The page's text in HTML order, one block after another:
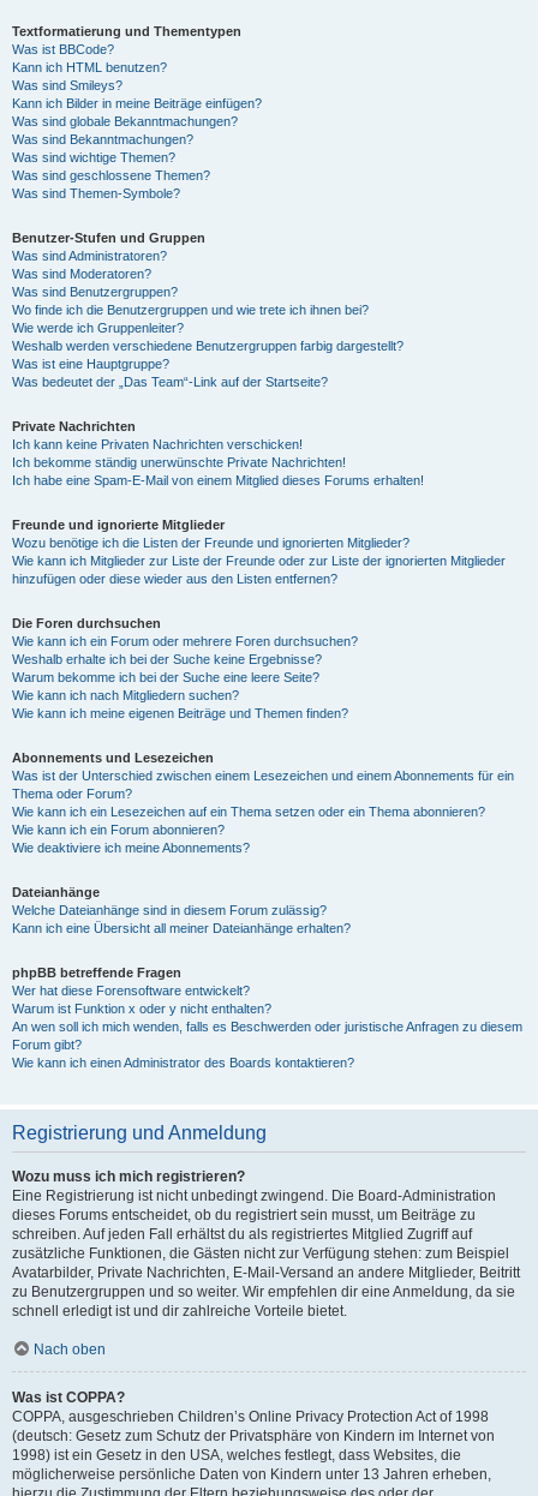
Textformatierung und Thementypen
Was ist BBCode?
Kann ich HTML benutzen?
Was sind Smileys?
Kann ich Bilder in meine Beiträge einfügen?
Was sind globale Bekanntmachungen?
Was sind Bekanntmachungen?
Was sind wichtige Themen?
Was sind geschlossene Themen?
Was sind Themen-Symbole?
Benutzer-Stufen und Gruppen
Was sind Administratoren?
Was sind Moderatoren?
Was sind Benutzergruppen?
Wo finde ich die Benutzergruppen und wie trete ich ihnen bei?
Wie werde ich Gruppenleiter?
Weshalb werden verschiedene Benutzergruppen farbig dargestellt?
Was ist eine Hauptgruppe?
Was bedeutet der „Das Team“-Link auf der Startseite?
Private Nachrichten
Ich kann keine Privaten Nachrichten verschicken!
Ich bekomme ständig unerwünschte Private Nachrichten!
Ich habe eine Spam-E-Mail von einem Mitglied dieses Forums erhalten!
Freunde und ignorierte Mitglieder
Wozu benötige ich die Listen der Freunde und ignorierten Mitglieder?
Wie kann ich Mitglieder zur Liste der Freunde oder zur Liste der ignorierten Mitglieder
hinzufügen oder diese wieder aus den Listen entfernen?
Die Foren durchsuchen
Wie kann ich ein Forum oder mehrere Foren durchsuchen?
Weshalb erhalte ich bei der Suche keine Ergebnisse?
Warum bekomme ich bei der Suche eine leere Seite?
Wie kann ich nach Mitgliedern suchen?
Wie kann ich meine eigenen Beiträge und Themen finden?
Abonnements und Lesezeichen
Was ist der Unterschied zwischen einem Lesezeichen und einem Abonnements für ein
Thema oder Forum?
Wie kann ich ein Lesezeichen auf ein Thema setzen oder ein Thema abonnieren?
Wie kann ich ein Forum abonnieren?
Wie deaktiviere ich meine Abonnements?
Dateianhänge
Welche Dateianhänge sind in diesem Forum zulässig?
Kann ich eine Übersicht all meiner Dateianhänge erhalten?
phpBB betreffende Fragen
Wer hat diese Forensoftware entwickelt?
Warum ist Funktion x oder y nicht enthalten?
An wen soll ich mich wenden, falls es Beschwerden oder juristische Anfragen zu diesem
Forum gibt?
Wie kann ich einen Administrator des Boards kontaktieren?
Registrierung und Anmeldung
Wozu muss ich mich registrieren?
Eine Registrierung ist nicht unbedingt zwingend. Die Board-Administration
dieses Forums entscheidet, ob du registriert sein musst, um Beiträge zu
schreiben. Auf jeden Fall erhältst du als registriertes Mitglied Zugriff auf
zusätzliche Funktionen, die Gästen nicht zur Verfügung stehen: zum Beispiel
Avatarbilder, Private Nachrichten, E-Mail-Versand an andere Mitglieder, Beitritt
zu Benutzergruppen und so weiter. Wir empfehlen dir eine Anmeldung, da sie
schnell erledigt ist und dir zahlreiche Vorteile bietet.
Nach oben
Was ist COPPA?
COPPA, ausgeschrieben Children’s Online Privacy Protection Act of 1998
(deutsch: Gesetz zum Schutz der Privatsphäre von Kindern im Internet von
1998) ist ein Gesetz in den USA, welches festlegt, dass Websites, die
möglicherweise persönliche Daten von Kindern unter 13 Jahren erheben,